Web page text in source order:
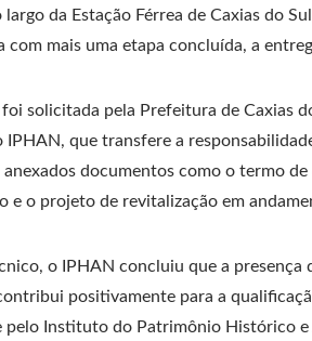
largo da Estação Férrea de Caxias do
com mais uma etapa concluída, a
solicitada pela Prefeitura de Caxias
IPHAN, que transfere a
documentos como o termo
e o projeto de revitalização em
o IPHAN concluiu que a
positivamente para a
pelo Instituto do Patrimônio Histórico e